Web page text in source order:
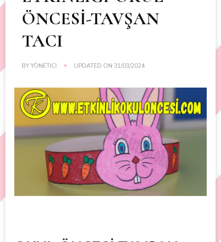
ÖNCESİ-TAVŞAN
TACI
BYYÖNETICI UPDATED ON 31/03/2024